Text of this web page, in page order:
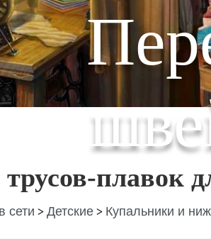
плавок
сети > Детские > Купальники и